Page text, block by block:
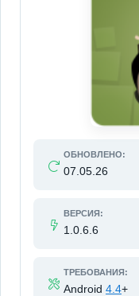
ОБНОВЛЕНО:
07.05.26
ВЕРСИЯ:
1.0.6.6
ТРЕБОВАНИЯ:
Android 4.4+